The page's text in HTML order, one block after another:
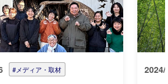
#メディア・取材
2024/